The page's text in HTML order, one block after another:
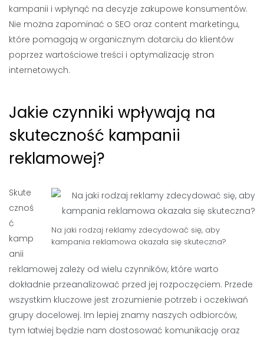
kampanii i wpłynąć na decyzje zakupowe konsumentów.
Nie można zapominać o SEO oraz content marketingu,
które pomagają w organicznym dotarciu do klientów
poprzez wartościowe treści i optymalizację stron
internetowych.
Jakie czynniki wpływają na
skuteczność kampanii
reklamowej?
Na jaki rodzaj reklamy zdecydować się, aby
kampania reklamowa okazała się skuteczna?
Skute
cznoś
ć
kamp
anii
reklamowej zależy od wielu czynników, które warto
dokładnie przeanalizować przed jej rozpoczęciem. Przede
wszystkim kluczowe jest zrozumienie potrzeb i oczekiwań
grupy docelowej. Im lepiej znamy naszych odbiorców,
tym łatwiej będzie nam dostosować komunikację oraz